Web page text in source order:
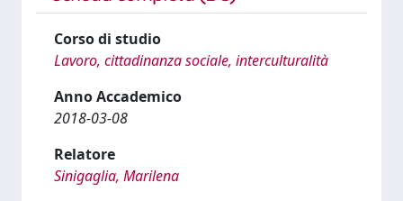
Corso di studio
Lavoro, cittadinanza sociale, interculturalità
Anno Accademico
2018-03-08
Relatore
Sinigaglia, Marilena